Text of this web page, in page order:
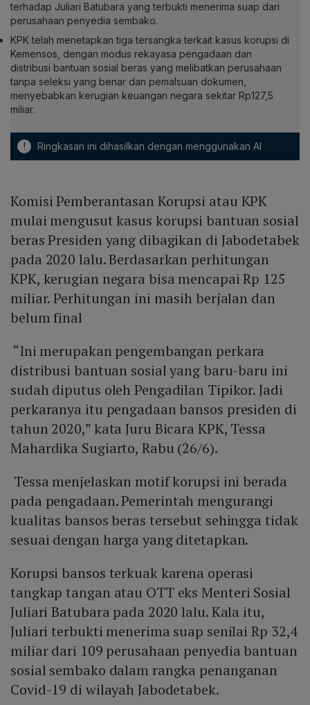
terhadap Juliari Batubara yang terbukti menerima suap dari
perusahaan penyedia sembako.
KPK telah menetapkan tiga tersangka terkait kasus korupsi di
Kemensos, dengan modus rekayasa pengadaan dan
distribusi bantuan sosial beras yang melibatkan perusahaan
tanpa seleksi yang benar dan pemalsuan dokumen,
menyebabkan kerugian keuangan negara sekitar Rp127,5
miliar.
! Ringkasan ini dihasilkan dengan menggunakan AI
Komisi Pemberantasan Korupsi atau KPK
mulai mengusut kasus korupsi bantuan sosial
beras Presiden yang dibagikan di Jabodetabek
pada 2020 lalu. Berdasarkan perhitungan
KPK, kerugian negara bisa mencapai Rp 125
miliar. Perhitungan ini masih berjalan dan
belum final
“Ini merupakan pengembangan perkara
distribusi bantuan sosial yang baru-baru ini
sudah diputus oleh Pengadilan Tipikor. Jadi
perkaranya itu pengadaan bansos presiden di
tahun 2020,” kata Juru Bicara KPK, Tessa
Mahardika Sugiarto, Rabu (26/6).
Tessa menjelaskan motif korupsi ini berada
pada pengadaan. Pemerintah mengurangi
kualitas bansos beras tersebut sehingga tidak
sesuai dengan harga yang ditetapkan.
Korupsi bansos terkuak karena operasi
tangkap tangan atau OTT eks Menteri Sosial
Juliari Batubara pada 2020 lalu. Kala itu,
Juliari terbukti menerima suap senilai Rp 32,4
miliar dari 109 perusahaan penyedia bantuan
sosial sembako dalam rangka penanganan
Covid-19 di wilayah Jabodetabek.